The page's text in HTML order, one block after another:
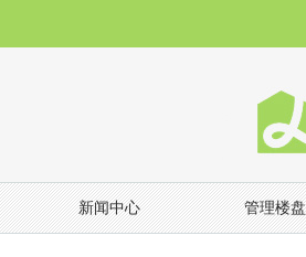
新闻中心 管理楼盘